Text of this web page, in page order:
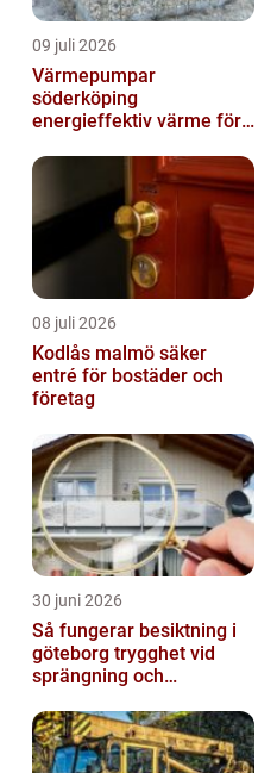
09 juli 2026
Värmepumpar
söderköping
energieffektiv värme för
08 juli 2026
Kodlås malmö säker
entré för bostäder och
företag
30 juni 2026
Så fungerar besiktning i
göteborg trygghet vid
sprängning och